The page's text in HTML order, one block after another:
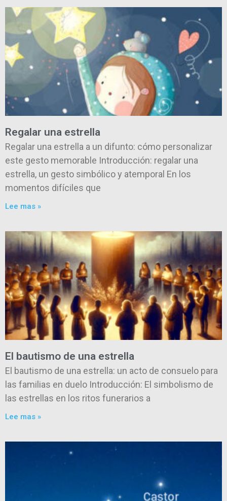
Regalar una estrella
Regalar una estrella a un difunto: cómo personalizar
este gesto memorable Introducción: regalar una
estrella, un gesto simbólico y atemporal En los
momentos difíciles que
Lee mas »
El bautismo de una estrella
El bautismo de una estrella: un acto de consuelo para
las familias en duelo Introducción: El simbolismo de
las estrellas en los ritos funerarios a
Lee mas »